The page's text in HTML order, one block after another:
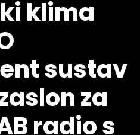
klima
sustav
za
radio s